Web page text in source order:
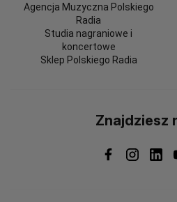
Agencja Muzyczna Polskiego
Radia
Studia nagraniowe i
koncertowe
Sklep Polskiego Radia
Znajdziesz